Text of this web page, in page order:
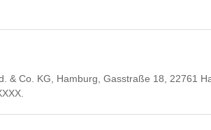
& Co. KG, Hamburg, Gasstraße 18, 22761